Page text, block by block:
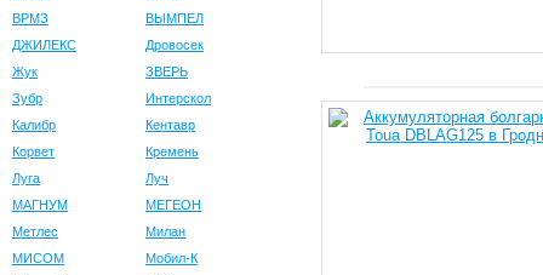
ВРМЗ
ВЫМПЕЛ
ДЖИЛЕКС
Дровосек
Жук
ЗВЕРЬ
Зубр
Интерскол
Калибр
Кентавр
Корвет
Кремень
Луга
Луч
МАГНУМ
МЕГЕОН
Метлес
Милан
МИСОМ
Мобил-К